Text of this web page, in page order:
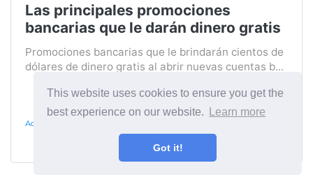
This website uses cookies to ensure you get the
best experience on our website.
Learn more
Got it!
Las principales promociones
bancarias que le darán dinero gratis
Promociones bancarias que le brindarán cientos de
dólares de dinero gratis al abrir nuevas cuentas b...
Actividades